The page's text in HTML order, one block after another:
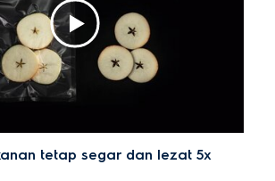
tetap segar dan lezat 5x